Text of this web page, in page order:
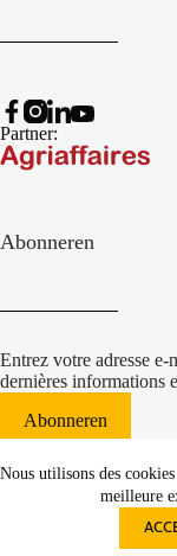
Nous utilisons des
meilleure
Partner:
Abonneren
Entrez votre adresse
dernières informations
Abonneren
websiteontwikkeling